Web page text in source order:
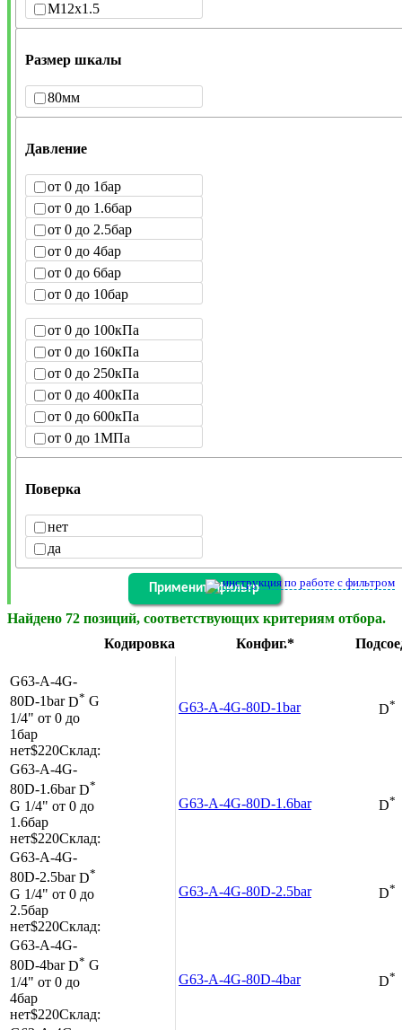
M12x1.5
Размер шкалы
80мм
Давление
от 0 до 1бар
от 0 до 1.6бар
от 0 до 2.5бар
от 0 до 4бар
от 0 до 6бар
от 0 до 10бар
от 0 до 100кПа
от 0 до 160кПа
от 0 до 250кПа
от 0 до 400кПа
от 0 до 600кПа
от 0 до 1МПа
Поверка
нет
да
инструкция по работе с фильтром
Найдено 72 позиций, соответствующих критериям отбора.
Кодировка
Конфиг.*
G63-A-4G-
80D-1barD* G
1/4" от 0 до
1бар
нет$220Склад:
G63-A-4G-80D-1bar D*
G63-A-4G-
80D-1.6barD*
G 1/4" от 0 до
1.6бар
нет$220Склад:
G63-A-4G-80D-1.6bar D*
G63-A-4G-
80D-2.5barD*
G 1/4" от 0 до
2.5бар
нет$220Склад:
G63-A-4G-80D-2.5bar D*
G63-A-4G-
80D-4barD* G
1/4" от 0 до
4бар
нет$220Склад:
G63-A-4G-80D-4bar D*